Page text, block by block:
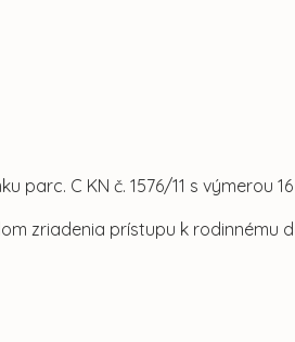
parc. C KN č. 1576/11 s výmerou
zriadenia prístupu k rodinnému